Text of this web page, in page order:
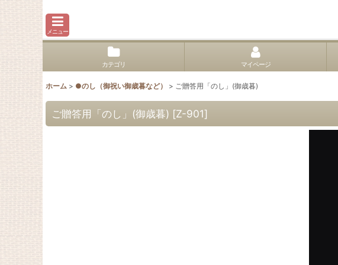
メニュー
カテゴリ マイページ
ホーム > ●のし（御祝い御歳暮など） > ご贈答用「のし」(御歳暮)
ご贈答用「のし」(御歳暮) [Z-901]